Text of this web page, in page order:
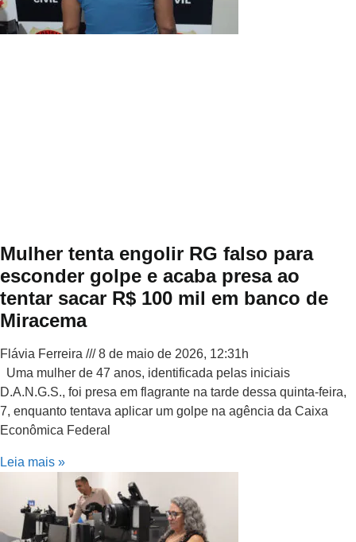
Mulher tenta engolir RG falso para
esconder golpe e acaba presa ao
tentar sacar R$ 100 mil em banco de
Miracema
Flávia Ferreira
8 de maio de 2026, 12:31h
Uma mulher de 47 anos, identificada pelas iniciais
D.A.N.G.S., foi presa em flagrante na tarde dessa quinta-feira,
7, enquanto tentava aplicar um golpe na agência da Caixa
Econômica Federal
Leia mais »